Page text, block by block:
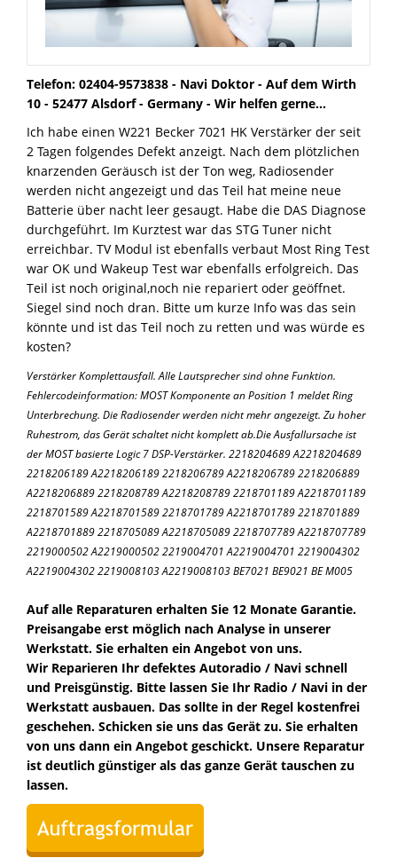
Telefon: 02404-9573838 - Navi Doktor - Auf dem Wirth
10 - 52477 Alsdorf - Germany - Wir helfen gerne...
Ich habe einen W221 Becker 7021 HK Verstärker der seit
2 Tagen folgendes Defekt anzeigt. Nach dem plötzlichen
knarzenden Geräusch ist der Ton weg, Radiosender
werden nicht angezeigt und das Teil hat meine neue
Batterie über nacht leer gesaugt. Habe die DAS Diagnose
durchgeführt. Im Kurztest war das STG Tuner nicht
erreichbar. TV Modul ist ebenfalls verbaut Most Ring Test
war OK und Wakeup Test war ebenfalls erfolgreich. Das
Teil ist noch original,noch nie repariert oder geöffnet.
Siegel sind noch dran. Bitte um kurze Info was das sein
könnte und ist das Teil noch zu retten und was würde es
kosten?
Verstärker Komplettausfall. Alle Lautsprecher sind ohne Funktion.
Fehlercodeinformation: MOST Komponente an Position 1 meldet Ring
Unterbrechung. Die Radiosender werden nicht mehr angezeigt. Zu hoher
Ruhestrom, das Gerät schaltet nicht komplett ab.Die Ausfallursache ist
der MOST basierte Logic 7 DSP-Verstärker. 2218204689 A2218204689
2218206189 A2218206189 2218206789 A2218206789 2218206889
A2218206889 2218208789 A2218208789 2218701189 A2218701189
2218701589 A2218701589 2218701789 A2218701789 2218701889
A2218701889 2218705089 A2218705089 2218707789 A2218707789
2219000502 A2219000502 2219004701 A2219004701 2219004302
A2219004302 2219008103 A2219008103 BE7021 BE9021 BE M005
Auf alle Reparaturen erhalten Sie 12 Monate Garantie.
Preisangabe erst möglich nach Analyse in unserer
Werkstatt. Sie erhalten ein Angebot von uns.
Wir Reparieren Ihr defektes Autoradio / Navi schnell
und Preisgünstig. Bitte lassen Sie Ihr Radio / Navi in der
Werkstatt ausbauen. Das sollte in der Regel kostenfrei
geschehen. Schicken sie uns das Gerät zu. Sie erhalten
von uns dann ein Angebot geschickt. Unsere Reparatur
ist deutlich günstiger als das ganze Gerät tauschen zu
lassen.